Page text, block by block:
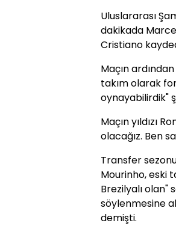
Uluslararası
dakikada
Cristiano
Maçın
takım olarak
oynayabilirdik"
Maçın yıldızı
olacağız. Ben
Transfer
Mourinho, eski
Brezilyalı olan"
söylenmesine
demişti.